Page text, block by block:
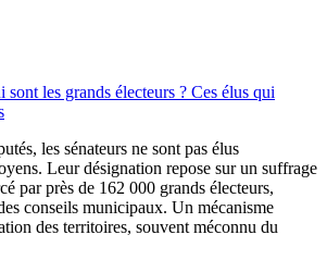
sont les grands électeurs ? Ces élus qui
les sénateurs ne sont pas élus
Leur désignation repose sur un suffrage
par près de 162 000 grands électeurs,
conseils municipaux. Un mécanisme
des territoires, souvent méconnu du